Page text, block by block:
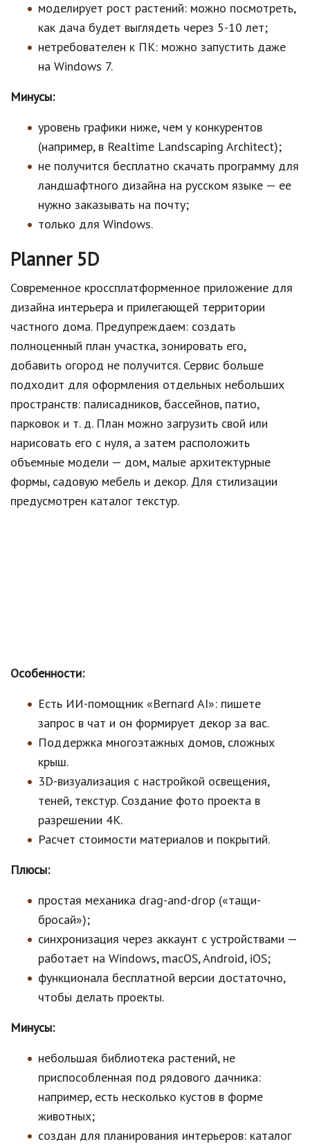
моделирует рост растений: можно посмотреть,
как дача будет выглядеть через 5-10 лет;
нетребователен к ПК: можно запустить даже
на Windows 7.
Минусы:
уровень графики ниже, чем у конкурентов
(например, в Realtime Landscaping Architect);
не получится бесплатно скачать программу для
ландшафтного дизайна на русском языке — ее
нужно заказывать на почту;
только для Windows.
Planner 5D
Современное кроссплатформенное приложение для
дизайна интерьера и прилегающей территории
частного дома. Предупреждаем: создать
полноценный план участка, зонировать его,
добавить огород не получится. Сервис больше
подходит для оформления отдельных небольших
пространств: палисадников, бассейнов, патио,
парковок и т. д. План можно загрузить свой или
нарисовать его с нуля, а затем расположить
объемные модели — дом, малые архитектурные
формы, садовую мебель и декор. Для стилизации
предусмотрен каталог текстур.
Особенности:
Есть ИИ-помощник «Bernard AI»: пишете
запрос в чат и он формирует декор за вас.
Поддержка многоэтажных домов, сложных
крыш.
3D-визуализация с настройкой освещения,
теней, текстур. Создание фото проекта в
разрешении 4К.
Расчет стоимости материалов и покрытий.
Плюсы:
простая механика drag-and-drop («тащи-
бросай»);
синхронизация через аккаунт с устройствами —
работает на Windows, macOS, Android, iOS;
функционала бесплатной версии достаточно,
чтобы делать проекты.
Минусы:
небольшая библиотека растений, не
приспособленная под рядового дачника:
например, есть несколько кустов в форме
животных;
создан для планирования интерьеров: каталог